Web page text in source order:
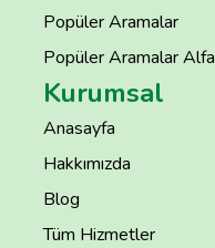
Popüler Aramalar
Popüler Aramalar
Kurumsal
Anasayfa
Hakkımızda
Blog
Tüm Hizmetler